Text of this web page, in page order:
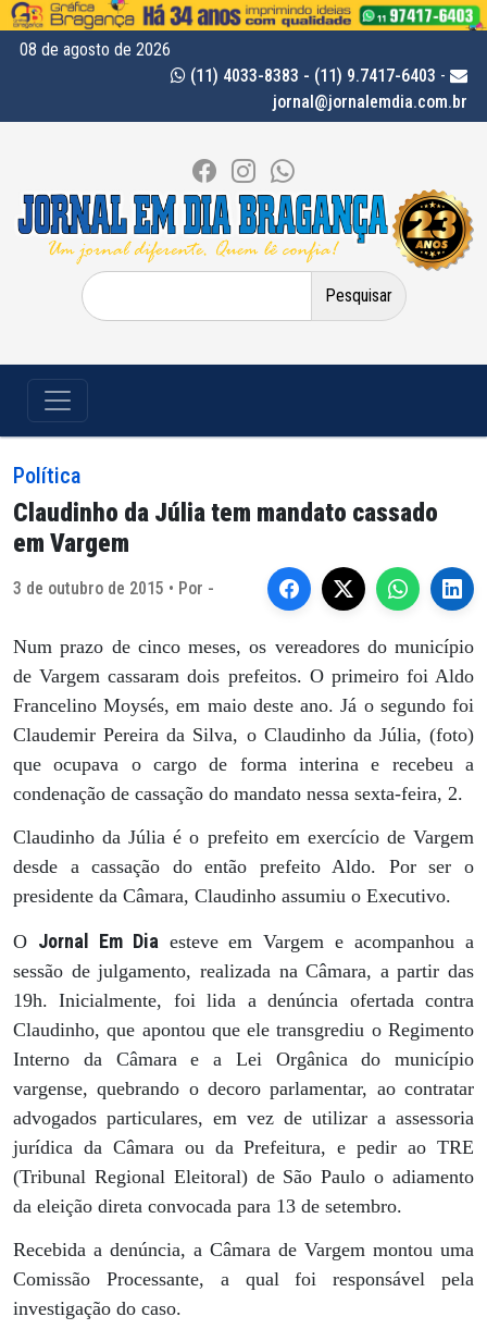
08 de agosto de 2026
(11) 4033-8383 - (11) 9.7417-6403 -
jornal@jornalemdia.com.br
Pesquisar
por:
Política
Claudinho da Júlia tem mandato cassado
em Vargem
3 de outubro de 2015 • Por -
Num prazo de cinco meses, os vereadores do município
de Vargem cassaram dois prefeitos. O primeiro foi Aldo
Francelino Moysés, em maio deste ano. Já o segundo foi
Claudemir Pereira da Silva, o Claudinho da Júlia, (foto)
que ocupava o cargo de forma interina e recebeu a
condenação de cassação do mandato nessa sexta-feira, 2.
Claudinho da Júlia é o prefeito em exercício de Vargem
desde a cassação do então prefeito Aldo. Por ser o
presidente da Câmara, Claudinho assumiu o Executivo.
O Jornal Em Dia esteve em Vargem e acompanhou a
sessão de julgamento, realizada na Câmara, a partir das
19h. Inicialmente, foi lida a denúncia ofertada contra
Claudinho, que apontou que ele transgrediu o Regimento
Interno da Câmara e a Lei Orgânica do município
vargense, quebrando o decoro parlamentar, ao contratar
advogados particulares, em vez de utilizar a assessoria
jurídica da Câmara ou da Prefeitura, e pedir ao TRE
(Tribunal Regional Eleitoral) de São Paulo o adiamento
da eleição direta convocada para 13 de setembro.
Recebida a denúncia, a Câmara de Vargem montou uma
Comissão Processante, a qual foi responsável pela
investigação do caso.